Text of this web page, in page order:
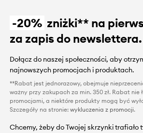
-20% zniżki** na
za zapis do newslettera.
Dołącz do naszej społeczności, aby
najnowszych promocjach i produktach.
**Rabat jest jednorazowy, obejmuje
ważny przy zakupach za min. 350 zł. Rabat nie
promocjami, a niektóre produkty mogą być
Szczegóły na stronie: wykluczenia z promocji.
Chcemy, żeby do Twojej skrzynki trafiało